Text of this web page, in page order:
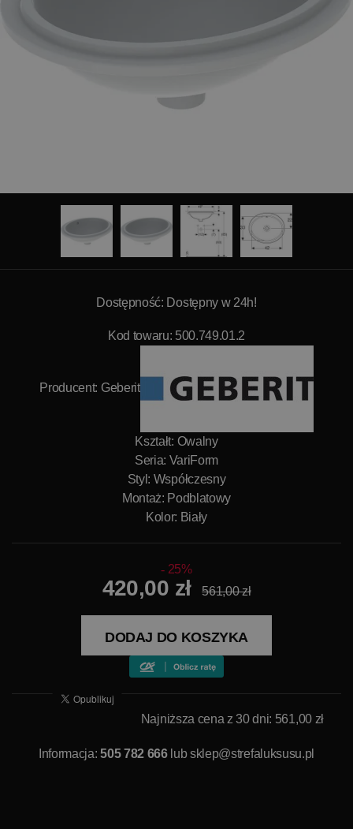
Dostępność: Dostępny w 24h!
Kod towaru: 500.749.01.2
Producent: Geberit
Kształt: Owalny
Seria: VariForm
Styl: Współczesny
Montaż: Podblatowy
Kolor: Biały
25%
420,00 zł 561,00 zł
DODAJ DO KOSZYKA
Najniższa cena z 30 dni: 561,00 zł
Informacja:505 782 666lubsklep@strefaluksusu.pl